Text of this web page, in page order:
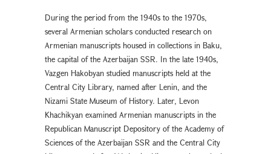
During the period from the 1940s to the 1970s,
several Armenian scholars conducted research on
Armenian manuscripts housed in collections in Baku,
the capital of the Azerbaijan SSR. In the late 1940s,
Vazgen Hakobyan studied manuscripts held at the
Central City Library, named after Lenin, and the
Nizami State Museum of History. Later, Levon
Khachikyan examined Armenian manuscripts in the
Republican Manuscript Depository of the Academy of
Sciences of the Azerbaijan SSR and the Central City